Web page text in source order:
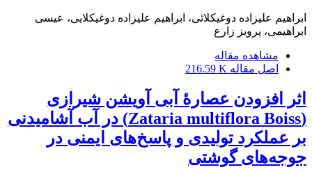
ابراهیم علیزاده دوغیکلائی، ابراهیم علیزاده دوغیکلایی، عیسی
ابراهیمی، پرویز زارع
مشاهده مقاله
اصل مقاله 216.59 K
اثر افزودن عصارۀ آبی آویشن شیرازی
(Zataria multiflora Boiss) در آب آشامیدنی
بر عملکرد تولیدی و پاسخ‌های ایمنی در
جوجه‌های گوشتی